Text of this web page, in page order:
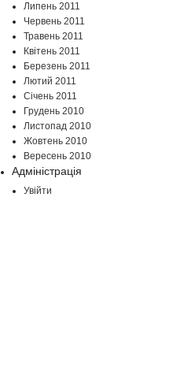
Липень 2011
Червень 2011
Травень 2011
Квітень 2011
Березень 2011
Лютий 2011
Січень 2011
Грудень 2010
Листопад 2010
Жовтень 2010
Вересень 2010
Адміністрація
Увійти